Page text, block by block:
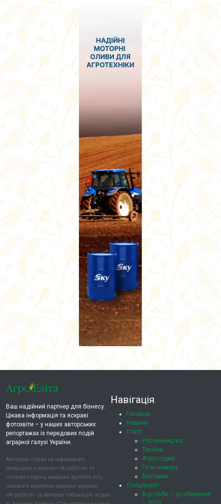
Ваш надійний партнер для бізнесу.
Цікава інформація та яскраві
фотозвіти – у наших авторських
репортажах із передових подій
аграрної галузі України.
Авторські права на інформацію,
розміщену у журналі «АгроЕліта» та
інтернет-сторінці видання agroelita.info,
належать виключно редакції журналу
«АгроЕліта» та авторам публікацій, згідно
Навігація
Головна
Новини
Статті
Рослинництво
Техніка
Агроісторик
Гість номера
Виставки
Спецпроєкт
Від сівби – до збирання